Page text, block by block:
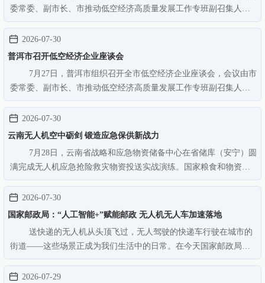
委常委、副市长、市推动低空经济高质量发展工作专班副召集人陈
然主持。全市低空经济企业代表、相关市级部门参加会议。会上各
参会企业围绕低空业务开展情况、存在困难问题、下一步工作计划
和工作建议进行发言，相…
2026-07-30
普洱市召开低空经济企业座谈会
7月27日，普洱市组织召开全市低空经济企业座谈会，会议由市
委常委、副市长、市推动低空经济高质量发展工作专班副召集人陈
然主持。全市低空经济企业代表、相关市级部门参加会议。会上各
参会企业围绕低空业务开展情况、存在困难问题、下一步工作计划
和工作建议进行发言，相…
2026-07-30
云南无人机空中砺剑 锻造应急保供新战力
7月28日，云南省战略和应急物资储备中心在省储库（安宁）圆
满完成无人机应急抢险救灾物资投送实战演练。国家粮食和物资储
备局云南局、省应急管理厅、省粮食和储备局有关领导现场观摩，
各州市有关单位通过“云南粮储”微信公众号实时直播观看。云南山
高谷深、地质灾害多发…
2026-07-30
国家邮政局：“人工智能+”赋能邮政 无人机无人车加速落地
送快递的无人机从头顶飞过，无人驾驶的快递车行驶在城市的
街道——这些场景正成为我们生活中的日常。在今天国家邮政局举
行的《邮政业发展“十五五”规划》发布会上，记者了解到，“人工智
能+邮政快递”将成为下一个五年的重头戏，低空寄递物流和智慧邮
2026-07-29